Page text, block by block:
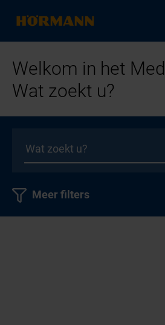
Welkom in het
Wat zoekt u?
Meer filters